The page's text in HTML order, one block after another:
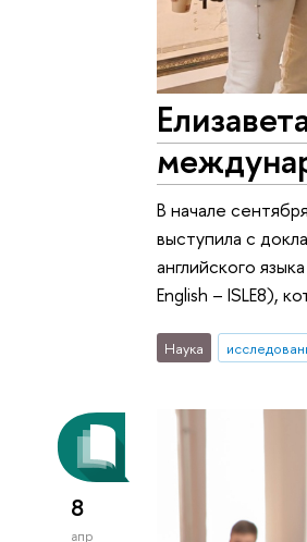
В начале
выступила с
английского
English – ISLE8),
Наука
8
апр